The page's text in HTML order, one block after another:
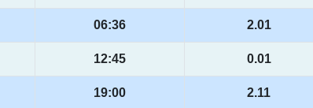
06:36 2.01
12:45 0.01
19:00 2.11